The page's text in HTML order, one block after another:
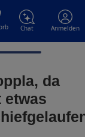
Chat Anmelden
da
etwas